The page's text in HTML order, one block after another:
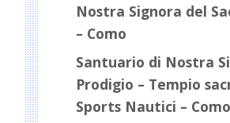
Nostra Signora del
– Como
Santuario di Nostra
Prodigio – Tempio
Sports Nautici – Como